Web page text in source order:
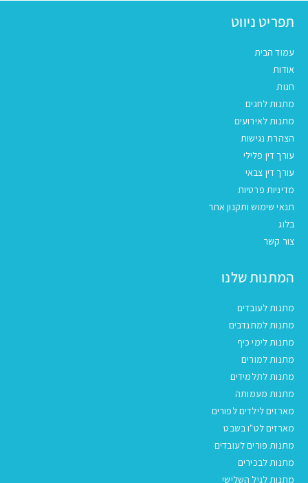
תפריט ניווט
עמוד הבית
אודות
חנות
מתנות לחגים
מתנות לאירועים
הצהרת נגישות
עורך דין פלילי
עורך דין צבאי
מדיניות פרטיות
תנאי שימוש ותקנון אתר
בלוג
צור קשר
המתנות שלנו
מתנות לעובדים
מתנות למתנדבים
מתנות לימי כיף
מתנות למורים
מתנות לתלמידים
מתנות מעמותה
מארזים לילדים לפורים
מארזים לט"ו בשבט
מתנות פורים לעובדים
מתנות לבכירים
מתנות לגיל השלישי